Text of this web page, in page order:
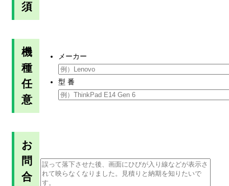
須
機
種
任
意
メーカー
型 番
お
問
合